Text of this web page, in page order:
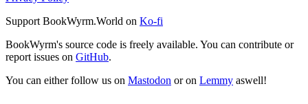
Support BookWyrm.World on Ko-fi
BookWyrm's source code is freely available. You can contribute or
report issues on GitHub.
You can either follow us on Mastodon or on Lemmy aswell!